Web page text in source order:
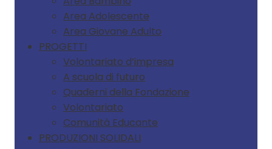
Area Adolescente
Area Giovane Adulto
PROGETTI
Volontariato d’impresa
A scuola di futuro
Quaderni della Fondazione
Volontariato
Comunità Educante
PRODUZIONI SOLIDALI